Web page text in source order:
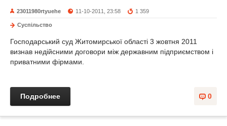
23011980rtyuehe 11-10-2011, 23:58 1 359
Суспільство
Господарський суд Житомирської області 3 жовтня 2011
визнав недійсними договори між державним підприємством і
приватними фірмами.
0
Подробнее